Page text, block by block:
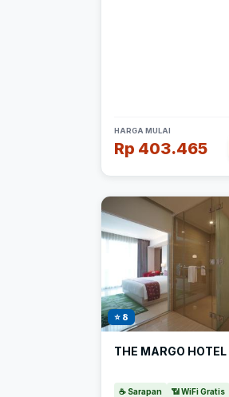
HARGA MULAI
Rp 403.465
⭐ 8
THE MARGO HOTEL
☕ Sarapan 📶 WiFi Gratis